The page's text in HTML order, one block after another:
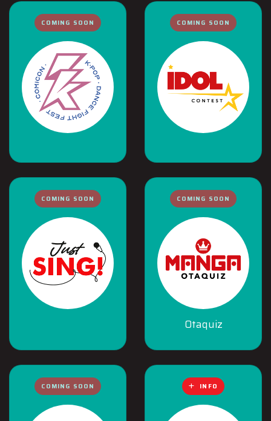
COMING SOON COMING SOON
COMING SOON COMING SOON
Otaquiz
COMING SOON INFO